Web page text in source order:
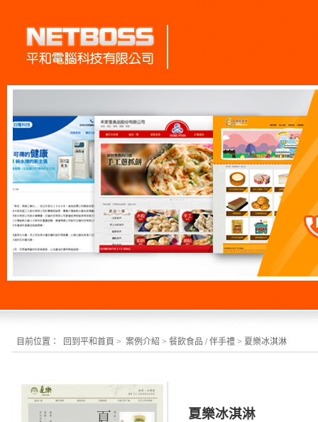
目前位置： 回到平和首頁 > 案例介紹 > 餐飲食品 / 伴手禮 > 夏樂冰淇淋
夏樂冰淇淋